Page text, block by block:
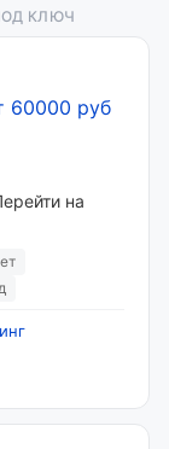
КЛЮЧ
60000 руб
на